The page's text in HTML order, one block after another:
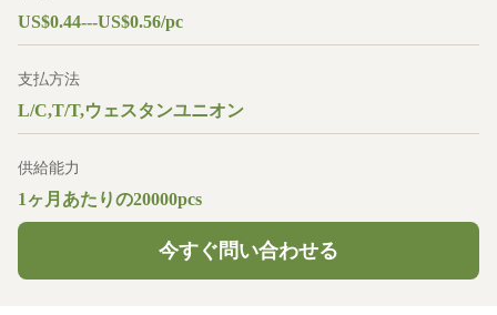
US$0.44---US$0.56/pc
支払方法
L/C,T/T,ウェスタンユニオン
供給能力
1ヶ月あたりの20000pcs
今すぐ問い合わせる